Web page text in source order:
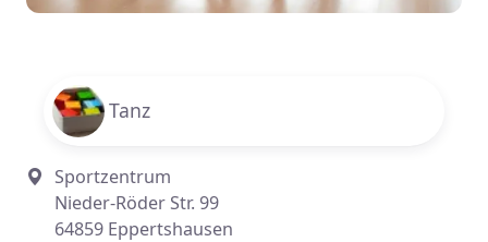
Tanz
Sportzentrum
Nieder-Röder Str. 99
64859 Eppertshausen